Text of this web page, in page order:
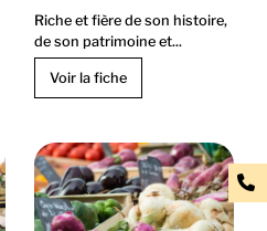
Riche et fière de son histoire,
de son patrimoine et...
Voir la fiche